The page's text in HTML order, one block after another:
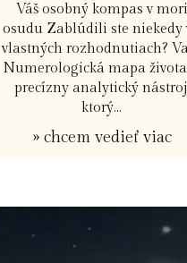
Váš osobný kompas v mori
osudu Zablúdili ste niekedy
vlastných rozhodnutiach?
Numerologická mapa
precízny analytický
ktorý...
» chcem vedieť viac